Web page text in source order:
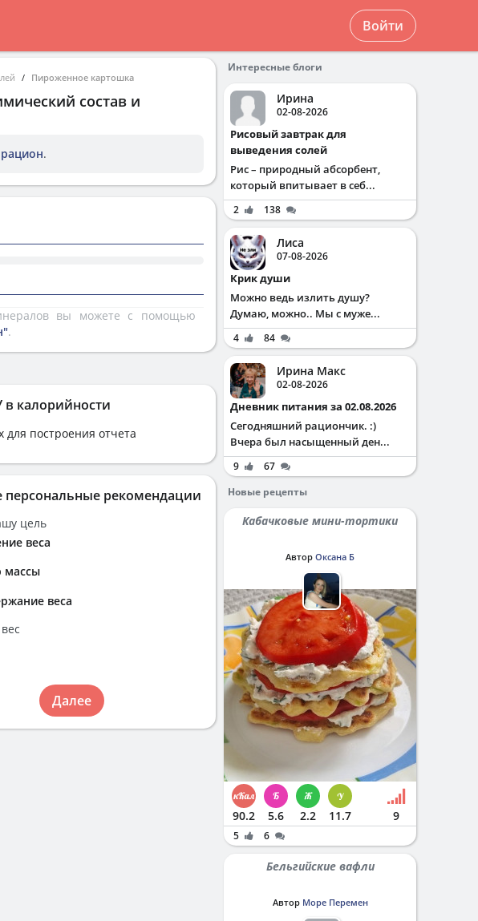
Войти
Пироженное картошка
состав и
.
вы можете с помощью
.
калорийности
для построения отчета
персональные рекомендации
цель
веса
массы
веса
Далее
Интересные блоги
Ирина
02-08-2026
Рисовый завтрак для
выведения солей
Рис – природный абсорбент,
который впитывает в себ...
2 138
Лиса
07-08-2026
Крик души
Можно ведь излить душу?
Думаю, можно.. Мы с муже...
4 84
Ирина Макс
02-08-2026
Дневник питания за 02.08.2026
Сегодняшний рациончик. :)
Вчера был насыщенный ден...
9
67
Новые рецепты
Кабачковые мини-тортики
Автор Оксана Б
90.2 5.6 2.2 11.7 9
5 6
Бельгийские вафли
Автор Море Перемен